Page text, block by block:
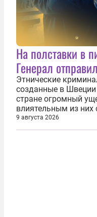
На полставки в
Генерал
Этнические
созданные в
стране огромный
влиятельным из них
этой сети не
подсаживают их на
9 августа 2026